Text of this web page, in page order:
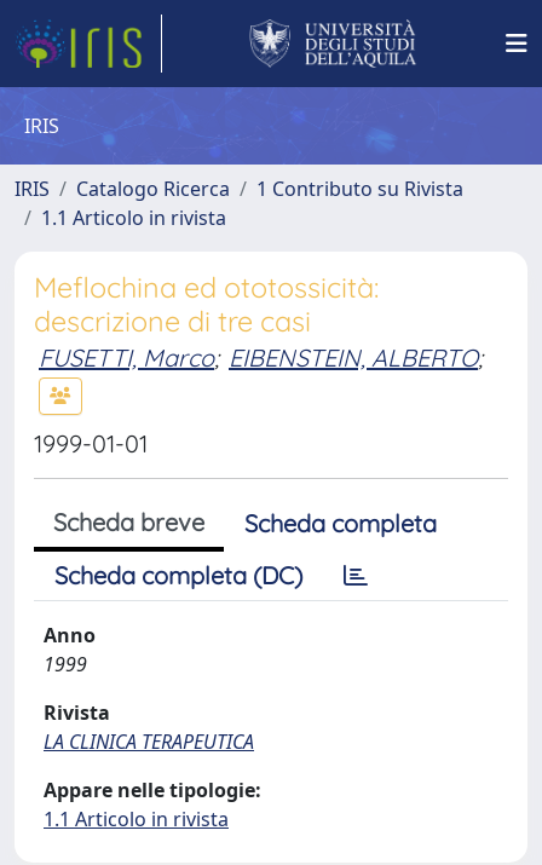
IRIS
IRIS Catalogo Ricerca
1 Contributo su Rivista
1.1 Articolo in rivista
Meflochina ed ototossicità:
descrizione di tre casi
FUSETTI, Marco; EIBENSTEIN, ALBERTO;
1999-01-01
Scheda breve
Scheda completa
Scheda completa (DC)
Anno
1999
Rivista
LA CLINICA TERAPEUTICA
Appare nelle tipologie:
1.1 Articolo in rivista